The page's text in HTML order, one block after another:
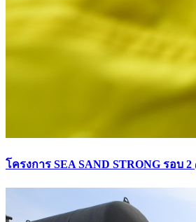
โครงการ SEA SAND STRONG รอบ 2